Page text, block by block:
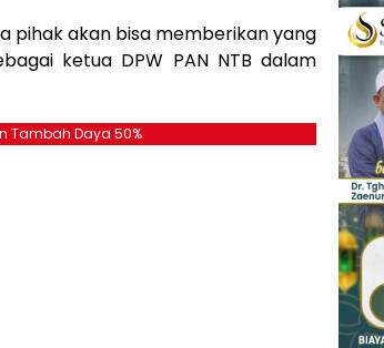
pihak akan bisa memberikan yang
ketua DPW PAN NTB dalam
Tambah Daya 50%